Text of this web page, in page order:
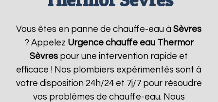
Vous êtes en panne de chauffe-eau àSèvres
? Appelez Urgence chauffe eau Thermor
Sèvres pour une intervention rapide et
efficace ! Nos plombiers expérimentés sont à
votre disposition 24h/24 et 7j/7 pour résoudre
vos problèmes de chauffe-eau. Nous